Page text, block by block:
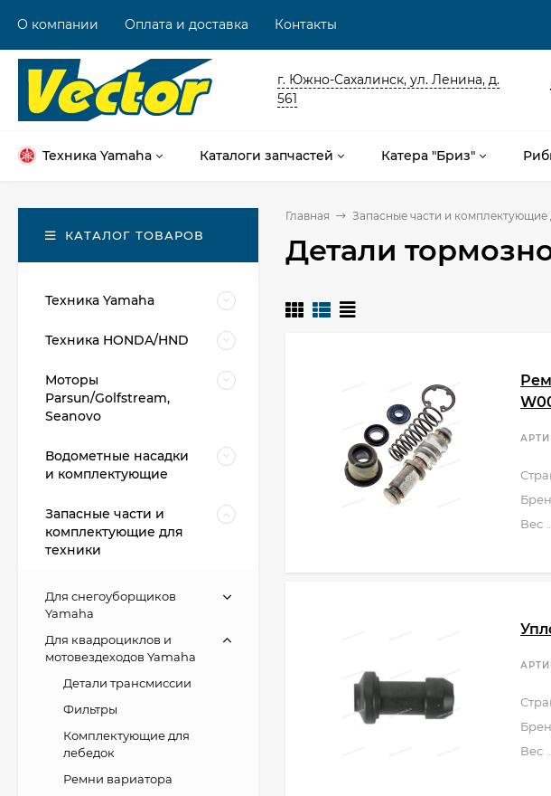
О компании Оплата и доставка Контакты
г. Южно-Сахалинск, ул. Ленина, д.
561
Техника Yamaha Каталоги запчастей Катера "Бриз"
Главная Запасные части и комплектующие
Детали
Вес
Вес
КАТАЛОГ ТОВАРОВ
Техника Yamaha
Техника HONDA/HND
Моторы
Parsun/Golfstream,
Seanovo
Водометные насадки
и комплектующие
Запасные части и
комплектующие для
техники
Для снегоуборщиков
Yamaha
Для квадроциклов и
мотовездеходов Yamaha
Детали трансмиссии
Фильтры
Комплектующие для
лебедок
Ремни вариатора